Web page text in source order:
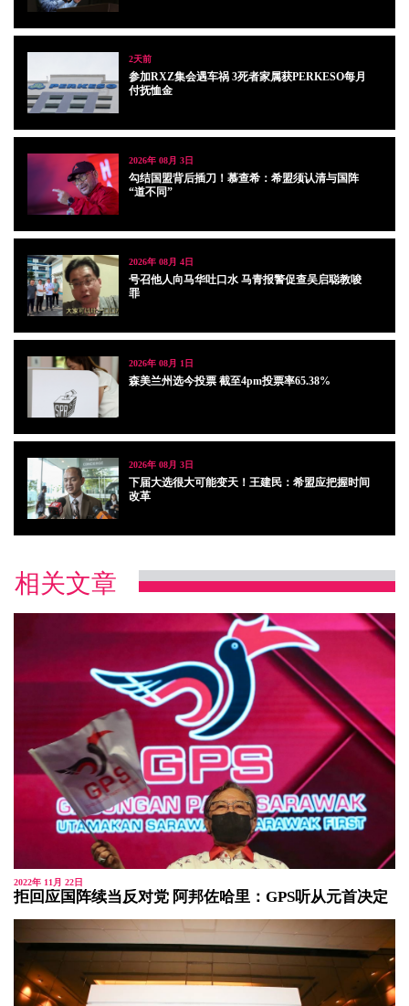
2天前
参加RXZ集会遇车祸 3死者家属获PERKESO每月
付抚恤金
2026年 08月 3日
勾结国盟背后插刀！慕查希：希盟须认清与国阵
“道不同”
2026年 08月 4日
号召他人向马华吐口水 马青报警促查吴启聪教唆
罪
2026年 08月 1日
森美兰州选今投票 截至4pm投票率65.38%
2026年 08月 3日
下届大选很大可能变天！王建民：希盟应把握时间
改革
相关文章
2022年 11月 22日
拒回应国阵续当反对党 阿邦佐哈里：GPS听从元首决定